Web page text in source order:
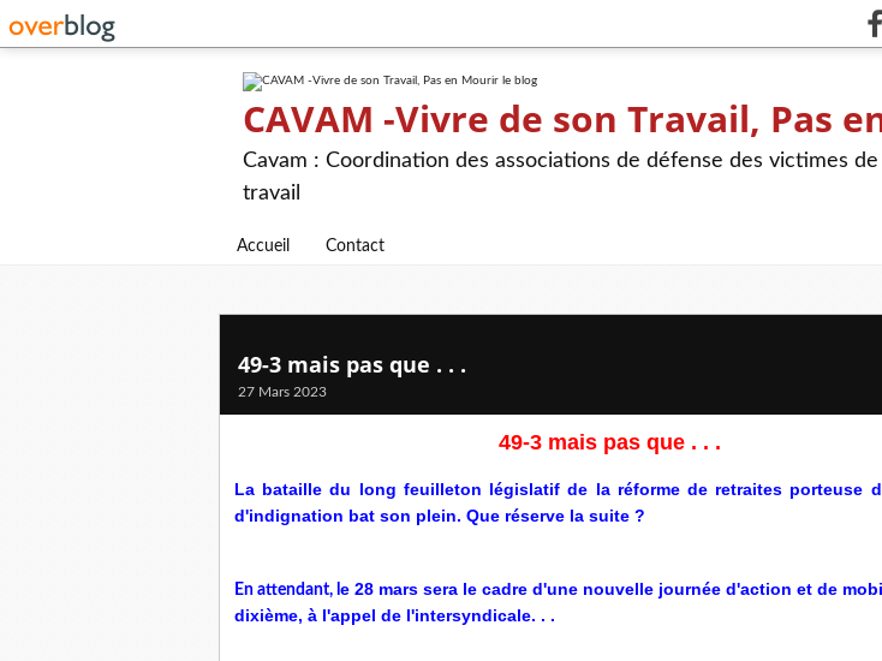
CAVAM -Vivre de son Travail, Pas
Cavam : Coordination des associations de défense des victimes
travail
Accueil Contact
49-3 mais pas que . . .
27 Mars 2023
49-3 mais pas que . . .
La bataille du long feuilleton législatif de la réforme de retraites porteuse
d'indignation bat son plein. Que réserve la suite ?
En attendant, l e 28 mars sera le cadre d'une nouvelle journée d'action et de
dixième, à l'appel de l'intersyndicale. . .